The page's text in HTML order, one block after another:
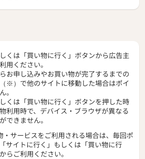
くは「買い物に行く」ボタンから広告主
用ください。
お申し込みやお買い物が完了するまでの
※）で他のサイトに移動した場合はポイ
。
くは「買い物に行く」ボタンを押した時
利用時で、デバイス・ブラウザが異なる
できません。
・サービスをご利用される場合は、毎回ポ
サイトに行く」もしくは「買い物に行
らご利用ください。